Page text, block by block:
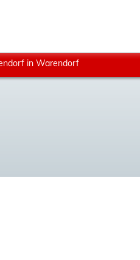
in Warendorf